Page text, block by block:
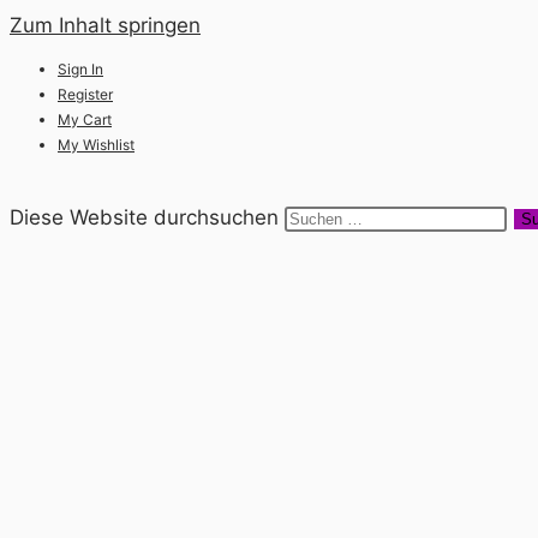
Zum Inhalt springen
Sign In
Register
My Cart
My Wishlist
Diese Website durchsuchen